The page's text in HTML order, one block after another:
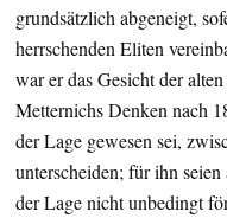
grundsätzlich abgeneigt,
herrschenden Eliten
war er das Gesicht der
Metternichs Denken nach
der Lage gewesen sei,
unterscheiden; für ihn
der Lage nicht unbedingt